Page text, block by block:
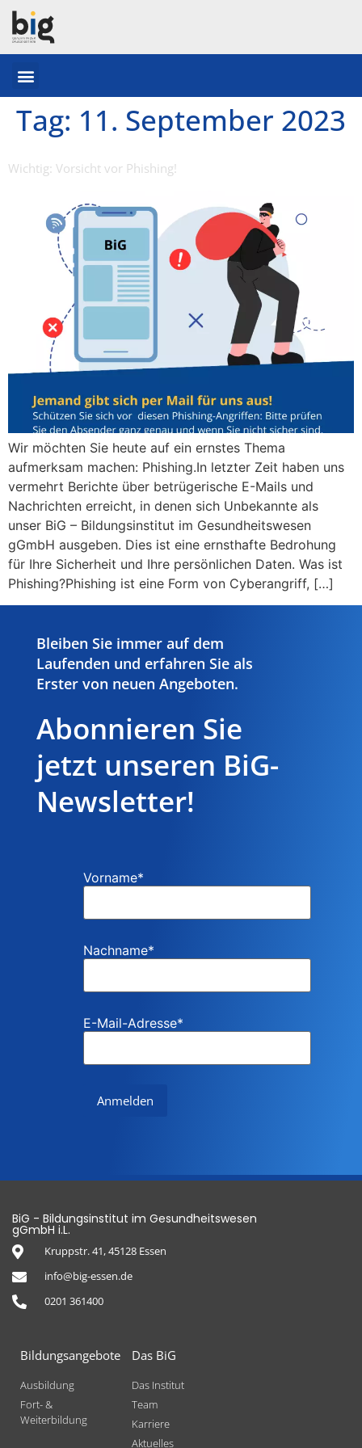
Tag: 11. September 2023
Wichtig: Vorsicht vor Phishing!
Wir möchten Sie heute auf ein ernstes Thema
aufmerksam machen: Phishing.In letzter Zeit haben uns
vermehrt Berichte über betrügerische E-Mails und
Nachrichten erreicht, in denen sich Unbekannte als
unser BiG – Bildungsinstitut im Gesundheitswesen
gGmbH ausgeben. Dies ist eine ernsthafte Bedrohung
für Ihre Sicherheit und Ihre persönlichen Daten. Was ist
Phishing?Phishing ist eine Form von Cyberangriff, […]
Bleiben Sie immer auf dem
Laufenden und erfahren Sie als
Erster von neuen Angeboten.
Abonnieren Sie
jetzt unseren BiG-
Newsletter!
Vorname*
Nachname*
E-Mail-Adresse*
BiG - Bildungsinstitut im Gesundheitswesen
gGmbH i.L.
Kruppstr. 41, 45128 Essen
info@big-essen.de
0201 361400
Bildungsangebote
Ausbildung
Fort- &
Weiterbildung
Das BiG
Das Institut
Team
Karriere
Aktuelles